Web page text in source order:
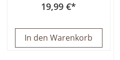
19,99 €
In den Warenkorb